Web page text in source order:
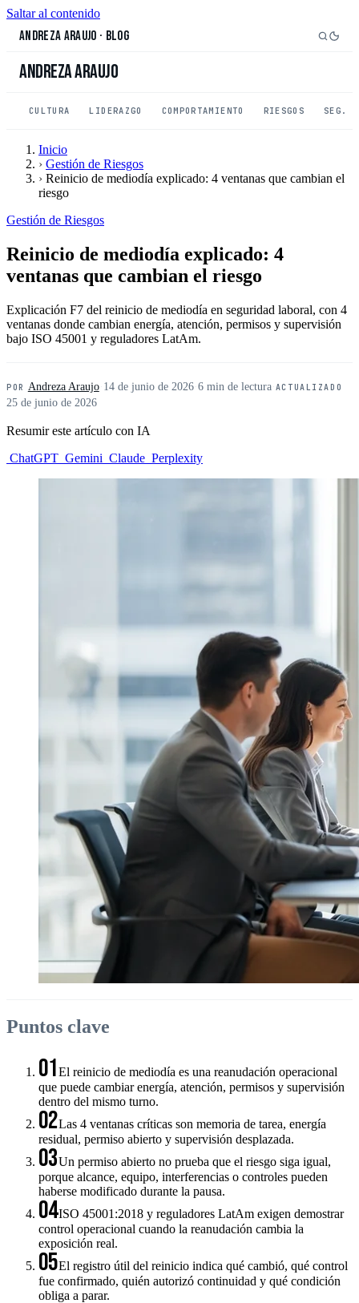
Saltar al contenido
Andreza Araujo · Blog
Andreza Araujo
CULTURA LIDERAZGO COMPORTAMIENTO RIESGOS SEG.
Inicio
› Gestión de Riesgos
› Reinicio de mediodía explicado: 4 ventanas que cambian el
riesgo
Gestión de Riesgos
Reinicio de mediodía explicado: 4
ventanas que cambian el riesgo
Explicación F7 del reinicio de mediodía en seguridad laboral, con 4
ventanas donde cambian energía, atención, permisos y supervisión
bajo ISO 45001 y reguladores LatAm.
POR Andreza Araujo· 14 de junio de 2026· 6 min de lectura· ACTUALIZADO
25 de junio de 2026
Resumir este artículo con IA
ChatGPT Gemini Claude Perplexity
Puntos clave
01El reinicio de mediodía es una reanudación operacional
que puede cambiar energía, atención, permisos y supervisión
dentro del mismo turno.
02Las 4 ventanas críticas son memoria de tarea, energía
residual, permiso abierto y supervisión desplazada.
03Un permiso abierto no prueba que el riesgo siga igual,
porque alcance, equipo, interferencias o controles pueden
haberse modificado durante la pausa.
04ISO 45001:2018 y reguladores LatAm exigen demostrar
control operacional cuando la reanudación cambia la
exposición real.
05El registro útil del reinicio indica qué cambió, qué control
fue confirmado, quién autorizó continuidad y qué condición
obliga a parar.